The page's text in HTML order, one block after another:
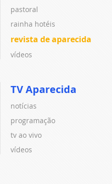
pastoral
rainha hotéis
revista de aparecida
vídeos
TV Aparecida
notícias
programação
tv ao vivo
vídeos